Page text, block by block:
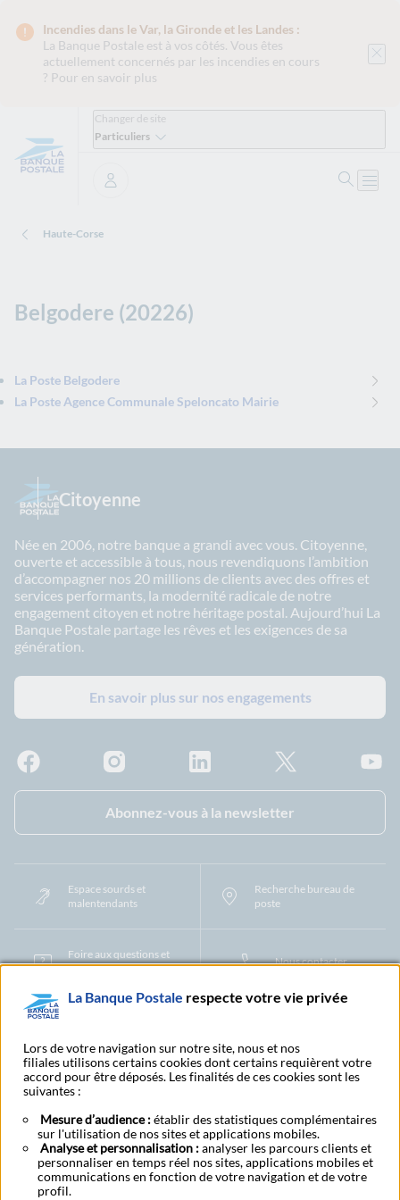
Incendies dans le Var, la Gironde et les Landes :
La Banque Postale est à vos côtés. Vous êtes
actuellement concernés par les incendies en cours
? Pour en savoir plus
Changer de site
Particuliers
Se connecter
Haute-Corse
Belgodere (20226)
La Poste Belgodere
La Poste Agence Communale Speloncato Mairie
Citoyenne
Née en 2006, notre banque a grandi avec vous. Citoyenne,
ouverte et accessible à tous, nous revendiquons l’ambition
d’accompagner nos 20 millions de clients avec des offres et
services performants, la modernité radicale de notre
engagement citoyen et notre héritage postal. Aujourd’hui La
Banque Postale partage les rêves et les exigences de sa
génération.
En savoir plus sur nos engagements
Abonnez-vous à la newsletter
Espace sourds et
malentendants
Recherche bureau de
poste
Foire aux questions et
centre d'aide
Nous contacter
Protection des Données à Caractère PersonnelFiliales et partenaires
CookiesGestion des cookiesActualiser vos informations
Contestation et réclamation Coordonnées Centres Financiers
Alertes fraudes et points de vigilance Actualités réglementaires CGU
Aide navigateur et systèmes d'exploitation
Vider le cache de votre navigateurLexique Aide et accessibilité
Accessibilité – Partiellement conforme Espace candidature
BFI - Banque de Financement et d'Investissement
La Banque Postale respecte votre vie privée
Lors de votre navigation sur notre site, nous et nos
filiales utilisons certains cookies dont certains requièrent votre
accord pour être déposés. Les finalités de ces cookies sont les
suivantes :
Mesure d’audience :établir des statistiques complémentaires
sur l'utilisation de nos sites et applications mobiles.
Analyse et personnalisation :analyser les parcours clients et
personnaliser en temps réel nos sites, applications mobiles et
communications en fonction de votre navigation et de votre
profil.